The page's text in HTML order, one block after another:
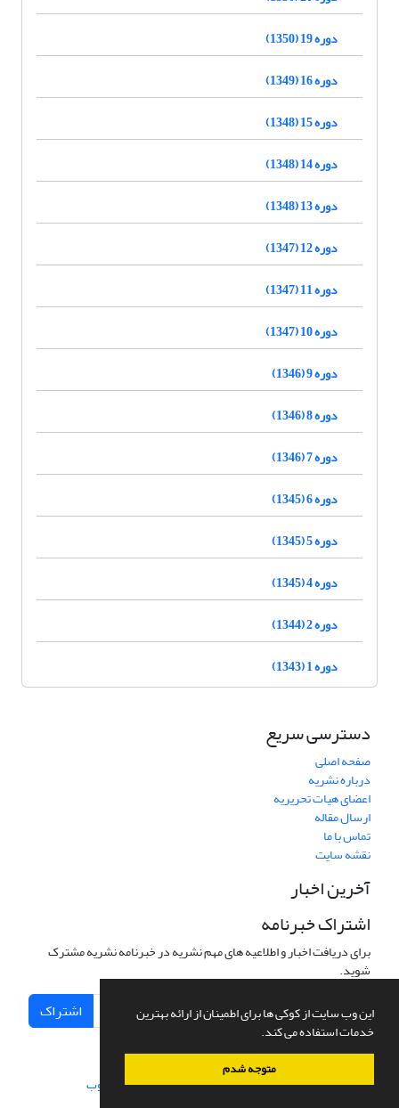
این وب سایت از کوکی ها برای اطمینان از ارائه بهترین
خدمات استفاده می کند.
متوجه شدم
دوره 19 (1350)
دوره 16 (1349)
دوره 15 (1348)
دوره 14 (1348)
دوره 13 (1348)
دوره 12 (1347)
دوره 11 (1347)
دوره 10 (1347)
دوره 9 (1346)
دوره 8 (1346)
دوره 7 (1346)
دوره 6 (1345)
دوره 5 (1345)
دوره 4 (1345)
دوره 2 (1344)
دوره 1 (1343)
دسترسی سریع
صفحه اصلی
درباره نشریه
اعضای هیات تحریریه
ارسال مقاله
تماس با ما
نقشه سایت
آخرین اخبار
اشتراک خبرنامه
برای دریافت اخبار و اطلاعیه های مهم نشریه در خبرنامه نشریه مشترک
شوید.
اشتراک
سامانه مدیریت نشریات علمی.طراحی و پیاده سازی از سیناوب